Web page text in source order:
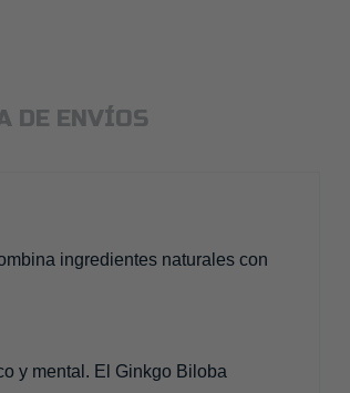
DE ENVÍOS
ingredientes naturales con
y mental. El Ginkgo Biloba